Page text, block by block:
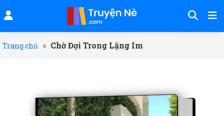
Trang chủ » Chờ Đợi Trong Lặng Im